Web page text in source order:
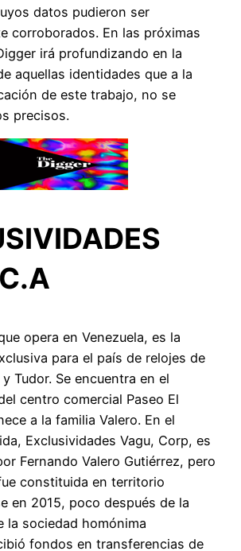
datos pudieron ser
corroborados. En las próximas
irá profundizando en la
aquellas identidades que a la
de este trabajo, no se
precisos.
opera en Venezuela, es la
para el país de relojes de
Tudor. Se encuentra en el
centro comercial Paseo El
a la familia Valero. En el
Exclusividades Vagu, Corp, es
Fernando Valero Gutiérrez, pero
constituida en territorio
en 2015, poco después de la
la sociedad homónima
fondos en transferencias de